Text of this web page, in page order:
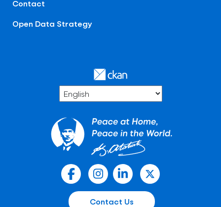
Contact
Open Data Strategy
Contact Us